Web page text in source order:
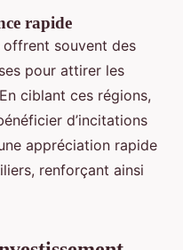
rapide
souvent des
pour attirer les
ciblant ces régions,
d’incitations
appréciation rapide
renforçant ainsi